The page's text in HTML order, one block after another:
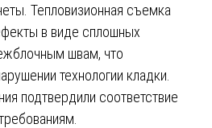
Тепловизионная съемка
в виде сплошных
швам, что
технологии кладки.
подтвердили соответствие